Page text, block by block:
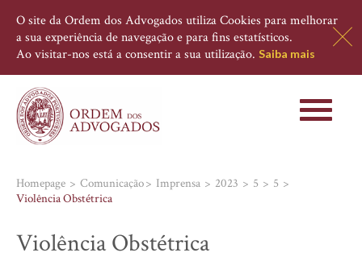
O site da Ordem dos Advogados utiliza Cookies para melhorar
a sua experiência de navegação e para fins estatísticos.
Ao visitar-nos está a consentir a sua utilização. Saiba mais
Toggle
Homepage Comunicação Imprensa 2023 5
5
Violência Obstétrica
Violência Obstétrica